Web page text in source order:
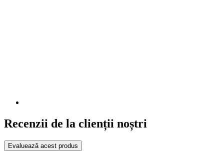
Recenzii de la clienții noștri
Evaluează acest produs